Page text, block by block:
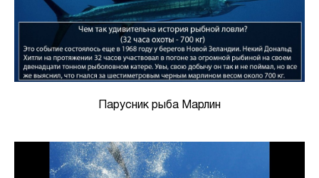
Парусник рыба Марлин